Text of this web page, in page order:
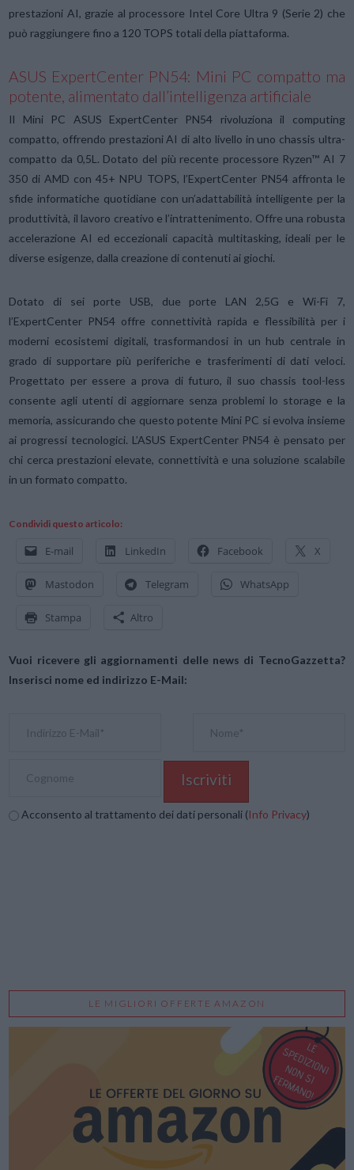
prestazioni AI, grazie al processore Intel Core Ultra 9 (Serie 2) che
può raggiungere fino a 120 TOPS totali della piattaforma.
ASUS ExpertCenter PN54: Mini PC compatto ma
potente, alimentato dall’intelligenza artificiale
Il Mini PC ASUS ExpertCenter PN54 rivoluziona il computing
compatto, offrendo prestazioni AI di alto livello in uno chassis ultra-
compatto da 0,5L. Dotato del più recente processore Ryzen™ AI 7
350 di AMD con 45+ NPU TOPS, l’ExpertCenter PN54 affronta le
sfide informatiche quotidiane con un’adattabilità intelligente per la
produttività, il lavoro creativo e l’intrattenimento. Offre una robusta
accelerazione AI ed eccezionali capacità multitasking, ideali per le
diverse esigenze, dalla creazione di contenuti ai giochi.
Dotato di sei porte USB, due porte LAN 2,5G e Wi-Fi 7,
l’ExpertCenter PN54 offre connettività rapida e flessibilità per i
moderni ecosistemi digitali, trasformandosi in un hub centrale in
grado di supportare più periferiche e trasferimenti di dati veloci.
Progettato per essere a prova di futuro, il suo chassis tool-less
consente agli utenti di aggiornare senza problemi lo storage e la
memoria, assicurando che questo potente Mini PC si evolva insieme
ai progressi tecnologici. L’ASUS ExpertCenter PN54 è pensato per
chi cerca prestazioni elevate, connettività e una soluzione scalabile
in un formato compatto.
Condividi questo articolo:
E-mail LinkedIn Facebook X
Mastodon Telegram WhatsApp
Stampa Altro
Vuoi ricevere gli aggiornamenti delle news di TecnoGazzetta?
Inserisci nome ed indirizzo E-Mail:
Acconsento al trattamento dei dati personali (Info Privacy)
LE MIGLIORI OFFERTE AMAZON